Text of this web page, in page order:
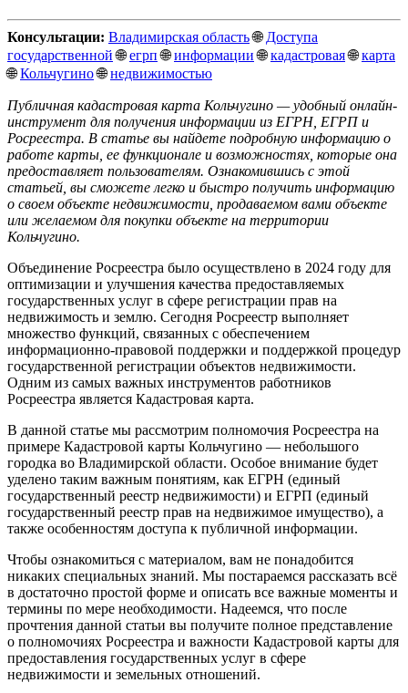
Консультации: Владимирская область🌐Доступа
государственной🌐егрп🌐информации🌐кадастровая🌐карта
🌐Кольчугино🌐недвижимостью
Публичная кадастровая карта Кольчугино — удобный онлайн-
инструмент для получения информации из ЕГРН, ЕГРП и
Росреестра. В статье вы найдете подробную информацию о
работе карты, ее функционале и возможностях, которые она
предоставляет пользователям. Ознакомившись с этой
статьей, вы сможете легко и быстро получить информацию
о своем объекте недвижимости, продаваемом вами объекте
или желаемом для покупки объекте на территории
Кольчугино.
Объединение Росреестра было осуществлено в 2024 году для
оптимизации и улучшения качества предоставляемых
государственных услуг в сфере регистрации прав на
недвижимость и землю. Сегодня Росреестр выполняет
множество функций, связанных с обеспечением
информационно-правовой поддержки и поддержкой процедур
государственной регистрации объектов недвижимости.
Одним из самых важных инструментов работников
Росреестра является Кадастровая карта.
В данной статье мы рассмотрим полномочия Росреестра на
примере Кадастровой карты Кольчугино — небольшого
городка во Владимирской области. Особое внимание будет
уделено таким важным понятиям, как ЕГРН (единый
государственный реестр недвижимости) и ЕГРП (единый
государственный реестр прав на недвижимое имущество), а
также особенностям доступа к публичной информации.
Чтобы ознакомиться с материалом, вам не понадобится
никаких специальных знаний. Мы постараемся рассказать всё
в достаточно простой форме и описать все важные моменты и
термины по мере необходимости. Надеемся, что после
прочтения данной статьи вы получите полное представление
о полномочиях Росреестра и важности Кадастровой карты для
предоставления государственных услуг в сфере
недвижимости и земельных отношений.